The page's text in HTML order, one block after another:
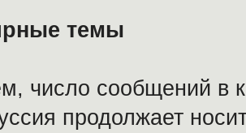
темы
число сообщений в
продолжает